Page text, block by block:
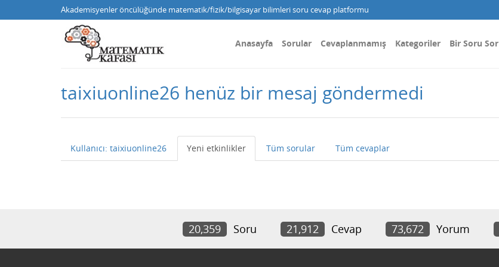
Akademisyenler öncülüğünde matematik/fizik/bilgisayar bilimleri soru cevap platformu
Anasayfa Sorular Cevaplanmamış Kategoriler Bir Soru Sor
taixiuonline26 henüz bir mesaj göndermedi
Kullanıcı: taixiuonline26 Yeni etkinlikler Tüm sorular Tüm cevaplar
20,359 Soru 21,912 Cevap 73,672 Yorum